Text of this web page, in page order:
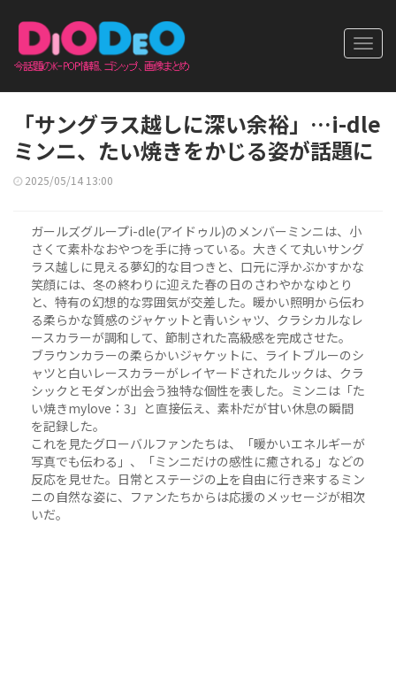
「サングラス越しに深い余裕」…i-dle
ミンニ、たい焼きをかじる姿が話題に
2025/05/14 13:00
ガールズグループi-dle(アイドゥル)のメンバーミンニは、小
さくて素朴なおやつを手に持っている。大きくて丸いサング
ラス越しに見える夢幻的な目つきと、口元に浮かぶかすかな
笑顔には、冬の終わりに迎えた春の日のさわやかなゆとり
と、特有の幻想的な雰囲気が交差した。暖かい照明から伝わ
る柔らかな質感のジャケットと青いシャツ、クラシカルなレ
ースカラーが調和して、節制された高級感を完成させた。
ブラウンカラーの柔らかいジャケットに、ライトブルーのシ
ャツと白いレースカラーがレイヤードされたルックは、クラ
シックとモダンが出会う独特な個性を表した。ミンニは「た
い焼きmylove：3」と直接伝え、素朴だが甘い休息の瞬間
を記録した。
これを見たグローバルファンたちは、「暖かいエネルギーが
写真でも伝わる」、「ミンニだけの感性に癒される」などの
反応を見せた。日常とステージの上を自由に行き来するミン
ニの自然な姿に、ファンたちからは応援のメッセージが相次
いだ。